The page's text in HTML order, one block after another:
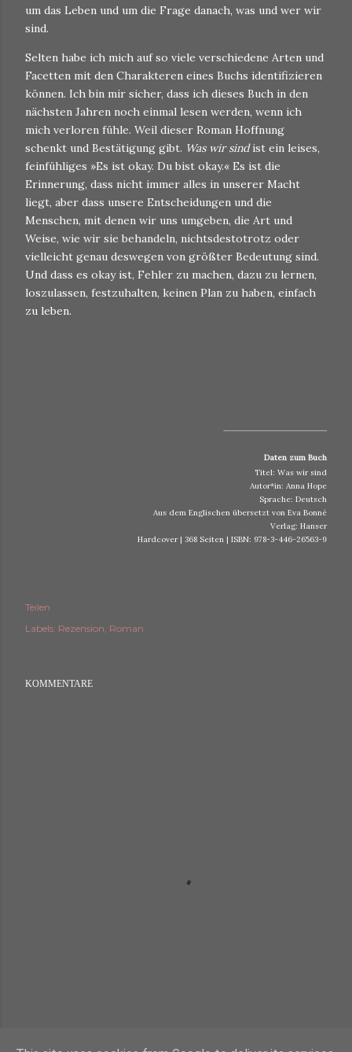
um das Leben und um die Frage danach, was und wer wir
sind.
Selten habe ich mich auf so viele verschiedene Arten und
Facetten mit den Charakteren eines Buchs identifizieren
können. Ich bin mir sicher, dass ich dieses Buch in den
nächsten Jahren noch einmal lesen werden, wenn ich
mich verloren fühle. Weil dieser Roman Hoffnung
schenkt und Bestätigung gibt. Was wir sindist ein leises,
feinfühliges »Es ist okay. Du bist okay.« Es ist die
Erinnerung, dass nicht immer alles in unserer Macht
liegt, aber dass unsere Entscheidungen und die
Menschen, mit denen wir uns umgeben, die Art und
Weise, wie wir sie behandeln, nichtsdestotrotz oder
vielleicht genau deswegen von größter Bedeutung sind.
Und dass es okay ist, Fehler zu machen, dazu zu lernen,
loszulassen, festzuhalten, keinen Plan zu haben, einfach
zu leben.
..................................................................
Daten zum Buch
Titel: Was wir sind
Autor*in: Anna Hope
Sprache: Deutsch
Aus dem Englischen übersetzt von Eva Bonné
Verlag: Hanser
Hardcover | 368 Seiten | ISBN: 978-3-446-26563-9
Teilen
Labels: Rezension Roman
KOMMENTARE